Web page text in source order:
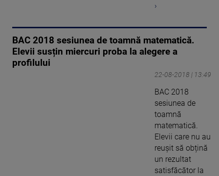
›
BAC 2018 sesiunea de toamnă matematică.
Elevii susțin miercuri proba la alegere a
profilului
22-08-2018 | 13:49
BAC 2018
sesiunea de
toamnă
matematică.
Elevii care nu au
reușit să obțină
un rezultat
satisfăcător la